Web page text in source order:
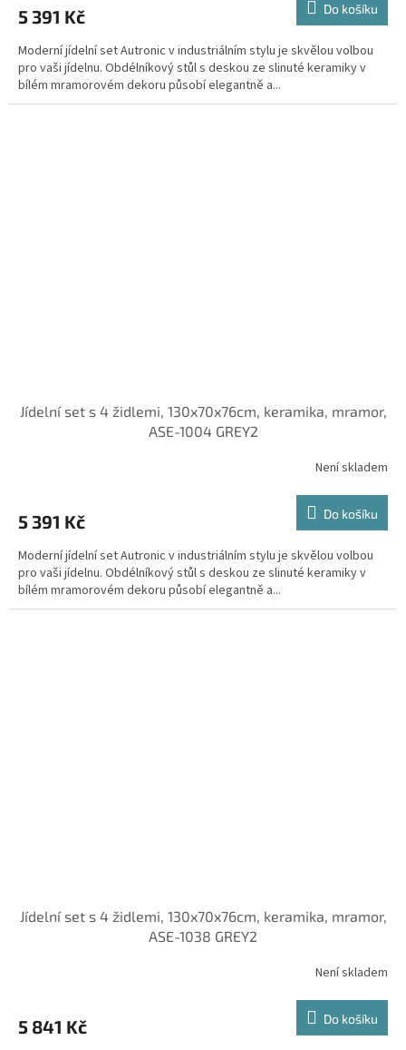
5 391 Kč Do košíku
Moderní jídelní set Autronic v industriálním stylu je skvělou volbou
pro vaši jídelnu. Obdélníkový stůl s deskou ze slinuté keramiky v
bílém mramorovém dekoru působí elegantně a...
Jídelní set s 4 židlemi, 130x70x76cm, keramika, mramor,
ASE-1004 GREY2
Není skladem
5 391 Kč Do košíku
Moderní jídelní set Autronic v industriálním stylu je skvělou volbou
pro vaši jídelnu. Obdélníkový stůl s deskou ze slinuté keramiky v
bílém mramorovém dekoru působí elegantně a...
Jídelní set s 4 židlemi, 130x70x76cm, keramika, mramor,
ASE-1038 GREY2
Není skladem
5 841 Kč Do košíku